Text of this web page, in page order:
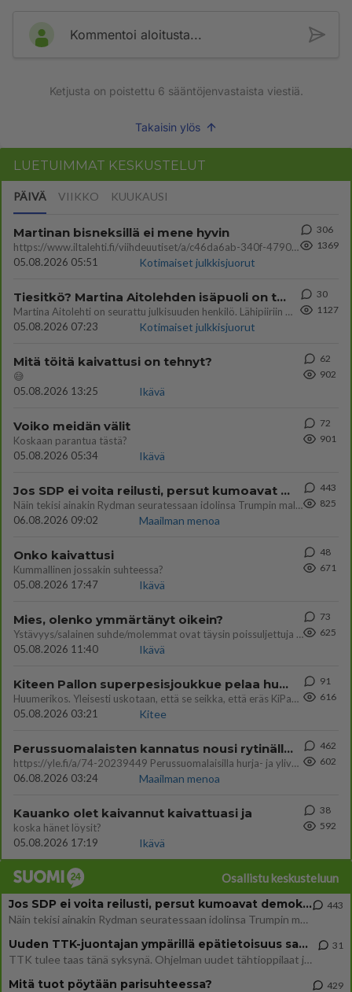
Kommentoi aloitusta...
Ketjusta on poistettu 6 sääntöjenvastaista viestiä.
Takaisin ylös
LUETUIMMAT KESKUSTELUT
PÄIVÄ VIIKKO KUUKAUSI
Martinan bisneksillä ei mene hyvin
https://www.iltalehti.fi/viihdeuutiset/a/c46da6ab-340f-4790-aaa7-0865eed2336 Yrityksen konkurssihakemus on tullut kärä
05.08.2026 05:51
Kotimaiset julkkisjuorut
306
1369
Tiesitkö? Martina Aitolehden isäpuoli on tämä suosittu laulaja
Martina Aitolehti on seurattu julkisuuden henkilö. Lähipiiriin mahtuu muitakin tunnettuja henkilöitä. Tiesitkö, että Ma
05.08.2026 07:23
Kotimaiset julkkisjuorut
30
1127
Mitä töitä kaivattusi on tehnyt?
😅
05.08.2026 13:25
Ikävä
62
902
Voiko meidän välit
Koskaan parantua tästä?
05.08.2026 05:34
Ikävä
72
901
Jos SDP ei voita reilusti, persut kumoavat demokratian Suomesta
Näin tekisi ainakin Rydman seuratessaan idolinsa Trumpin mallia https://www.is.fi/politiikka/art-2000012187244.html
06.08.2026 09:02
Maailman menoa
443
825
Onko kaivattusi
Kummallinen jossakin suhteessa?
05.08.2026 17:47
Ikävä
48
671
Mies, olenko ymmärtänyt oikein?
Ystävyys/salainen suhde/molemmat ovat täysin poissuljettuja asioita? Nainen
05.08.2026 11:40
Ikävä
73
625
Kiteen Pallon superpesisjoukkue pelaa huumeiden vaikutuksen alaisena
Huumerikos. Yleisesti uskotaan, että se seikka, että eräs KiPan pelaaja kärähtää huumeista, on vain jäävuoren huippu. M
05.08.2026 03:21
Kitee
91
616
Perussuomalaisten kannatus nousi rytinällä Ylen tänään julkaisemassa tuoreimmassa gallup-kyselyssä.
https://yle.fi/a/74-20239449 Perussuomalaisilla hurja- ja ylivoimaisesti suurin nousu tässä uudessa Ylen gallupissa. Kyl
06.08.2026 03:24
Maailman menoa
462
602
Kauanko olet kaivannut kaivattuasi ja
koska hänet löysit?
05.08.2026 17:19
Ikävä
38
592
Osallistu keskusteluun
Jos SDP ei voita reilusti, persut kumoavat demokratian Suomesta
Näin tekisi ainakin Rydman seuratessaan idolinsa Trumpin mallia https://www.is.fi/politiikka/art-2000012187244.html
443
Uuden TTK-juontajan ympärillä epätietoisuus sakenee - Nyt MTV hämmentää soppaa
TTK tulee taas tänä syksynä. Ohjelman uudet tähtioppilaat julkistetaan torstaina 6. elokuuta klo 14 alkavassa lehdistö
31
Mitä tuot pöytään parisuhteessa? 429